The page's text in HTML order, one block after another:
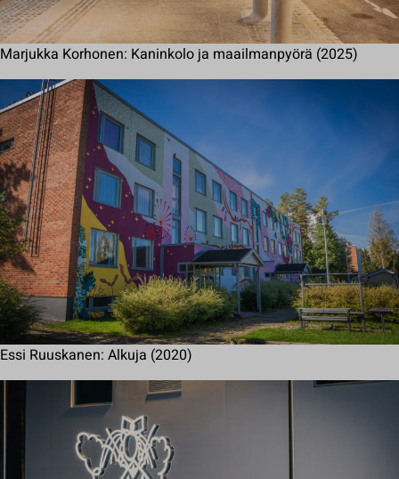
Marjukka Korhonen: Kaninkolo ja maailmanpyörä (2025)
Essi Ruuskanen: Alkuja (2020)